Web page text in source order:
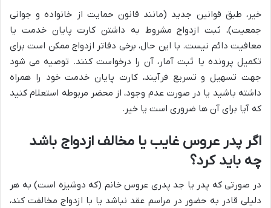
خیر، طبق قوانین جدید (مانند قانون حمایت از خانواده و جوانی
جمعیت)، ثبت ازدواج مشروط به داشتن کارت پایان خدمت یا
معافیت دائم نیست. با این حال، برخی دفاتر ازدواج ممکن است برای
تکمیل پرونده یا ثبت آمار، آن را درخواست کنند. توصیه می شود
جهت تسهیل و تسریع فرآیند، کارت پایان خدمت خود را همراه
داشته باشید یا در صورت عدم وجود، از محضر مربوطه استعلام کنید
که آیا برای آن ها ضروری است یا خیر.
اگر پدر عروس غایب یا مخالف ازدواج باشد
چه باید کرد؟
در صورتی که پدر یا جد پدری عروس خانم (که دوشیزه است) به هر
دلیلی قادر به حضور در مراسم عقد نباشد یا با ازدواج مخالفت کند،